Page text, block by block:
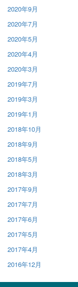
2020年9月
2020年7月
2020年5月
2020年4月
2020年3月
2019年7月
2019年3月
2019年1月
2018年10月
2018年9月
2018年5月
2018年3月
2017年9月
2017年7月
2017年6月
2017年5月
2017年4月
2016年12月